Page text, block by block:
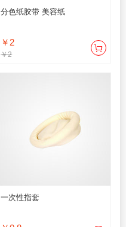
分色纸胶带 美容纸
￥2
￥2
一次性指套